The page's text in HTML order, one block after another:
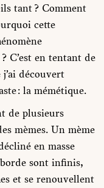
tant ? Comment
cette
C’est en tentant de
découvert
: la mémétique.
de plusieurs
mèmes. Un mème
en masse
sont infinis,
et se renouvellent